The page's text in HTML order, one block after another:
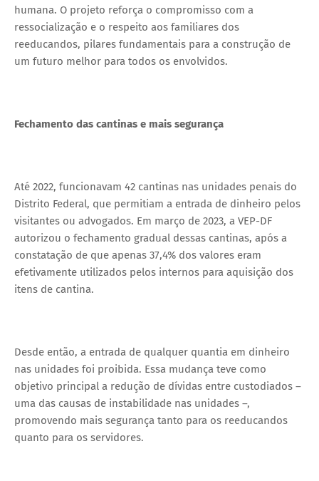
humana. O projeto reforça o compromisso com a
ressocialização e o respeito aos familiares dos
reeducandos, pilares fundamentais para a construção de
um futuro melhor para todos os envolvidos.
Fechamento das cantinas e mais segurança
Até 2022, funcionavam 42 cantinas nas unidades penais do
Distrito Federal, que permitiam a entrada de dinheiro pelos
visitantes ou advogados. Em março de 2023, a VEP-DF
autorizou o fechamento gradual dessas cantinas, após a
constatação de que apenas 37,4% dos valores eram
efetivamente utilizados pelos internos para aquisição dos
itens de cantina.
Desde então, a entrada de qualquer quantia em dinheiro
nas unidades foi proibida. Essa mudança teve como
objetivo principal a redução de dívidas entre custodiados –
uma das causas de instabilidade nas unidades –,
promovendo mais segurança tanto para os reeducandos
quanto para os servidores.